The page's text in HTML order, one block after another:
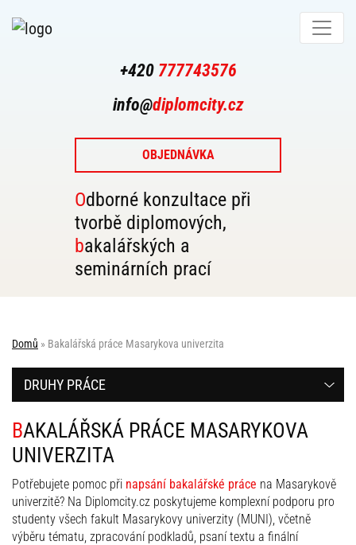
+420 777743576
info@diplomcity.cz
OBJEDNÁVKA
Odborné konzultace při
tvorbě diplomových,
bakalářských a
seminárních prací
Domů » Bakalářská práce Masarykova univerzita
BAKALÁŘSKÁ PRÁCE MASARYKOVA
UNIVERZITA
Potřebujete pomoc při napsání bakalářské práce na Masarykově
univerzitě? Na Diplomcity.cz poskytujeme komplexní podporu pro
studenty všech fakult Masarykovy univerzity (MUNI), včetně
výběru tématu, zpracování podkladů, psaní textu a finální
DRUHY PRÁCE